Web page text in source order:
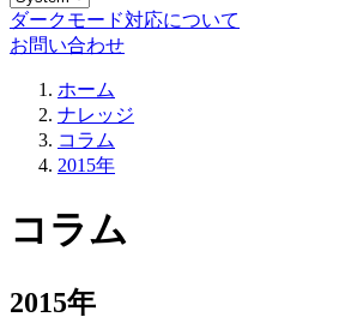
ダークモード対応について
お問い合わせ
ホーム
ナレッジ
コラム
2015年
コラム
2015年